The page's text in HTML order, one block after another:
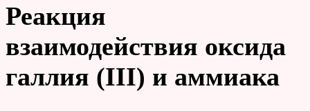
Реакция
взаимодействия оксида
галлия (III) и аммиака